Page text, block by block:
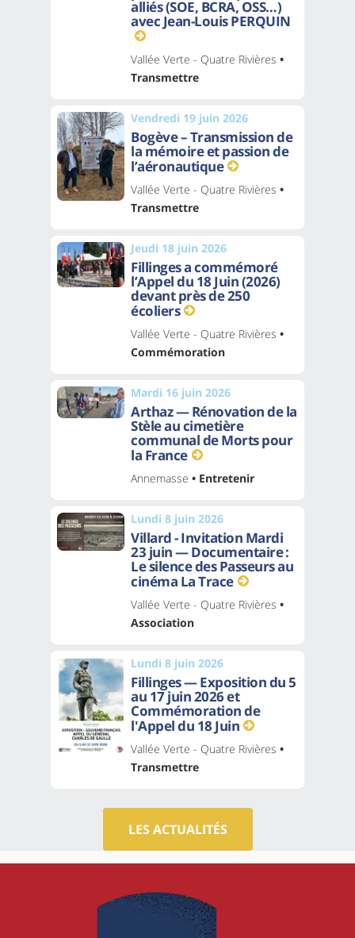
alliés (SOE, BCRA, OSS…)
avec Jean-Louis PERQUIN
Vallée Verte - Quatre Rivières •
Transmettre
Vendredi 19 juin 2026
Bogève – Transmission de
la mémoire et passion de
l’aéronautique
Vallée Verte - Quatre Rivières •
Transmettre
Jeudi 18 juin 2026
Fillinges a commémoré
l’Appel du 18 Juin (2026)
devant près de 250
écoliers
Vallée Verte - Quatre Rivières •
Commémoration
Mardi 16 juin 2026
Arthaz — Rénovation de la
Stèle au cimetière
communal de Morts pour
la France
Annemasse • Entretenir
Lundi 8 juin 2026
Villard - Invitation Mardi
23 juin — Documentaire :
Le silence des Passeurs au
cinéma La Trace
Vallée Verte - Quatre Rivières •
Association
Lundi 8 juin 2026
Fillinges — Exposition du 5
au 17 juin 2026 et
Commémoration de
l'Appel du 18 Juin
Vallée Verte - Quatre Rivières •
Transmettre
LES ACTUALITÉS